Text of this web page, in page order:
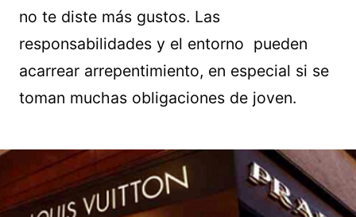
no te diste más gustos. Las
responsabilidades y el entorno pueden
acarrear arrepentimiento, en especial si se
toman muchas obligaciones de joven.